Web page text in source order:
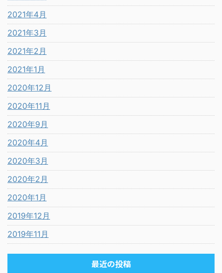
2021年4月
2021年3月
2021年2月
2021年1月
2020年12月
2020年11月
2020年9月
2020年4月
2020年3月
2020年2月
2020年1月
2019年12月
2019年11月
最近の投稿